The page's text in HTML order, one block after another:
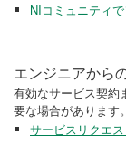
NIコミュニティ
エンジニアから
有効なサービス契約
要な場合があります
サービスリクエス